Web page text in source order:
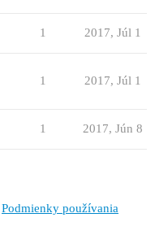
1 2017, Júl 1
1 2017, Júl 1
1 2017, Jún 8
Podmienky používania